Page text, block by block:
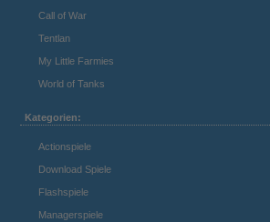
Call of War
Tentlan
My Little Farmies
World of Tanks
Kategorien:
Actionspiele
Download Spiele
Flashspiele
Managerspiele